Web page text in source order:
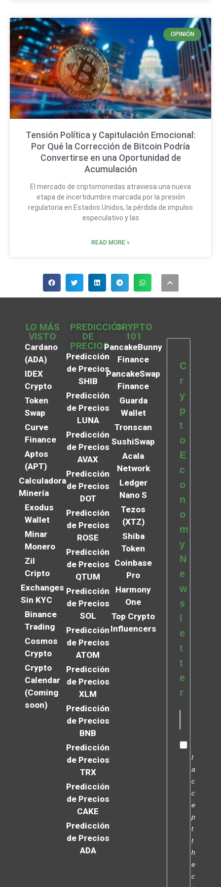
OPINIÓN
Tensión Política y Capitulación Emocional:
Por Qué la Corrección de Bitcoin Podría
Convertirse en una Oportunidad de
Acumulación
El mercado de criptomonedas atraviesa una nueva
etapa de incertidumbre marcada por la presión
regulatoria en Estados Unidos, la pérdida de impulso
especulativo y las
READ MORE »
LO MÁS
VISTO
Cardano
(ADA)
IDEX
Crypto
Token
Swap
Curve
Finance
Aptos
(APT)
Calculadora
Minería
Exodus
Wallet
Minar
Monero
Zil
Cripto
Exchanges
Sin KYC
Binance
Trading
Cosmos
Crypto
Crypto
Calendar
(Coming
soon)
PREDICCIÓN
DE
PRECIOS
Predicción
de Precios
SHIB
Predicción
de Precios
LUNA
Predicción
de Precios
AVAX
Predicción
de Precios
DOT
Predicción
de Precios
ROSE
Predicción
de Precios
QTUM
Predicción
de Precios
SOL
Predicción
de Precios
ATOM
Predicción
de Precios
XLM
Predicción
de Precios
BNB
Predicción
de Precios
TRX
Predicción
de Precios
CAKE
Predicción
de Precios
ADA
CRYPTO
101
PancakeBunny
Finance
PancakeSwap
Finance
Guarda
Wallet
Tronscan
SushiSwap
Acala
Network
Ledger
Nano S
Tezos
(XTZ)
Shiba
Token
Coinbase
Pro
Harmony
One
Top Crypto
Influencers
C
r
y
p
t
o
E
c
o
n
o
m
y
N
e
w
s
e
t
t
e
r
I
a
c
c
e
p
t
t
h
e
c